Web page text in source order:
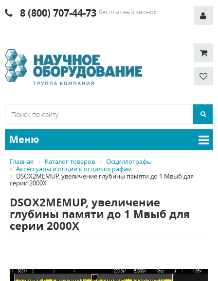
8 (800) 707-44-73 бесплатный звонок
Меню
Главная Каталог товаров
Осциллографы
Аксессуары и опции к осциллографам
DSOX2MEMUP, увеличение глубины памяти до 1 Mвыб для
серии 2000Х
DSOX2MEMUP, увеличение
глубины памяти до 1 Mвыб для
серии 2000Х